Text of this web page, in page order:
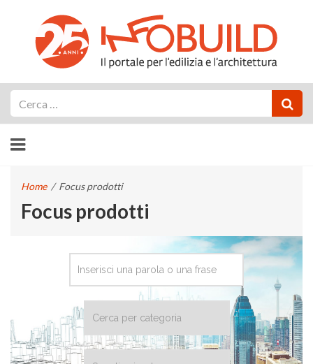
Home / Focus prodotti
Focus prodotti